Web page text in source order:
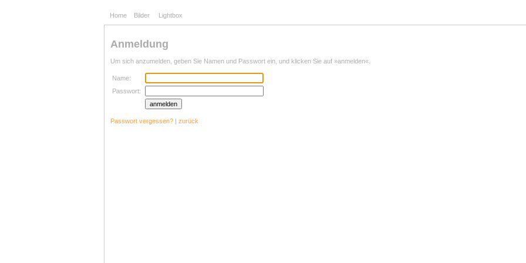
Home Bilder Lightbox
Anmeldung
Um sich anzumelden, geben Sie Namen und Passwort ein, und klicken Sie auf »anmelden«.
Name:
Passwort:
Passwort vergessen? | zurück